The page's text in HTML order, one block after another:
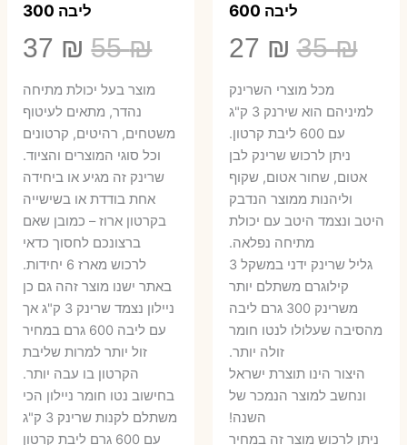
ליבה 600
35₪
המחיר
המקורי
היה:
35 ₪.
27 ₪
הנוכחי
הוא:
מכל מוצרי השרינק
למיניהם הוא שירנק 3 ק"ג
עם 600 ליבת קרטון.
ניתן לרכוש שרינק לבן
אטום, שחור אטום, שקוף
וליהנות ממוצר הנדבק
היטב ונצמד היטב עם יכולת
מתיחה נפלאה.
גליל שרינק ידני במשקל 3
קילוגרם משתלם יותר
משרינק 300 גרם ליבה
מהסיבה שעלולו לנטו חומר
זולה יותר.
היצור הינו תוצרת ישראל
ונחשב למוצר הנמכר של
השנה!
ניתן לרכוש מוצר זה במחיר
ליבה 300
55₪
המחיר
המקורי
היה:
55 ₪.
37 ₪
₪.
מוצר בעל יכולת מתיחה
נהדר, מתאים לעיטוף
משטחים, רהיטים, קרטונים
וכל סוגי המוצרים והציוד.
שרינק זה מגיע או ביחידה
אחת בודדת או בשישייה
בקרטון ארוז – כמובן שאם
ברצונכם לחסוך כדאי
לרכוש מארז 6 יחידות.
באתר ישנו מוצר זהה גם כן
ניילון נצמד שרינק 3 ק"ג אך
עם ליבה 600 גרם במחיר
זול יותר למרות שליבת
הקרטון בו עבה יותר.
בחישוב נטו חומר ניילון הכי
משתלם לקנות שרינק 3 ק"ג
עם 600 גרם ליבת קרטון